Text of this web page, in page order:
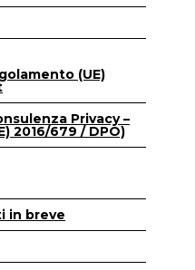
(UE)
Privacy –
2016/679 / DPO)
in breve